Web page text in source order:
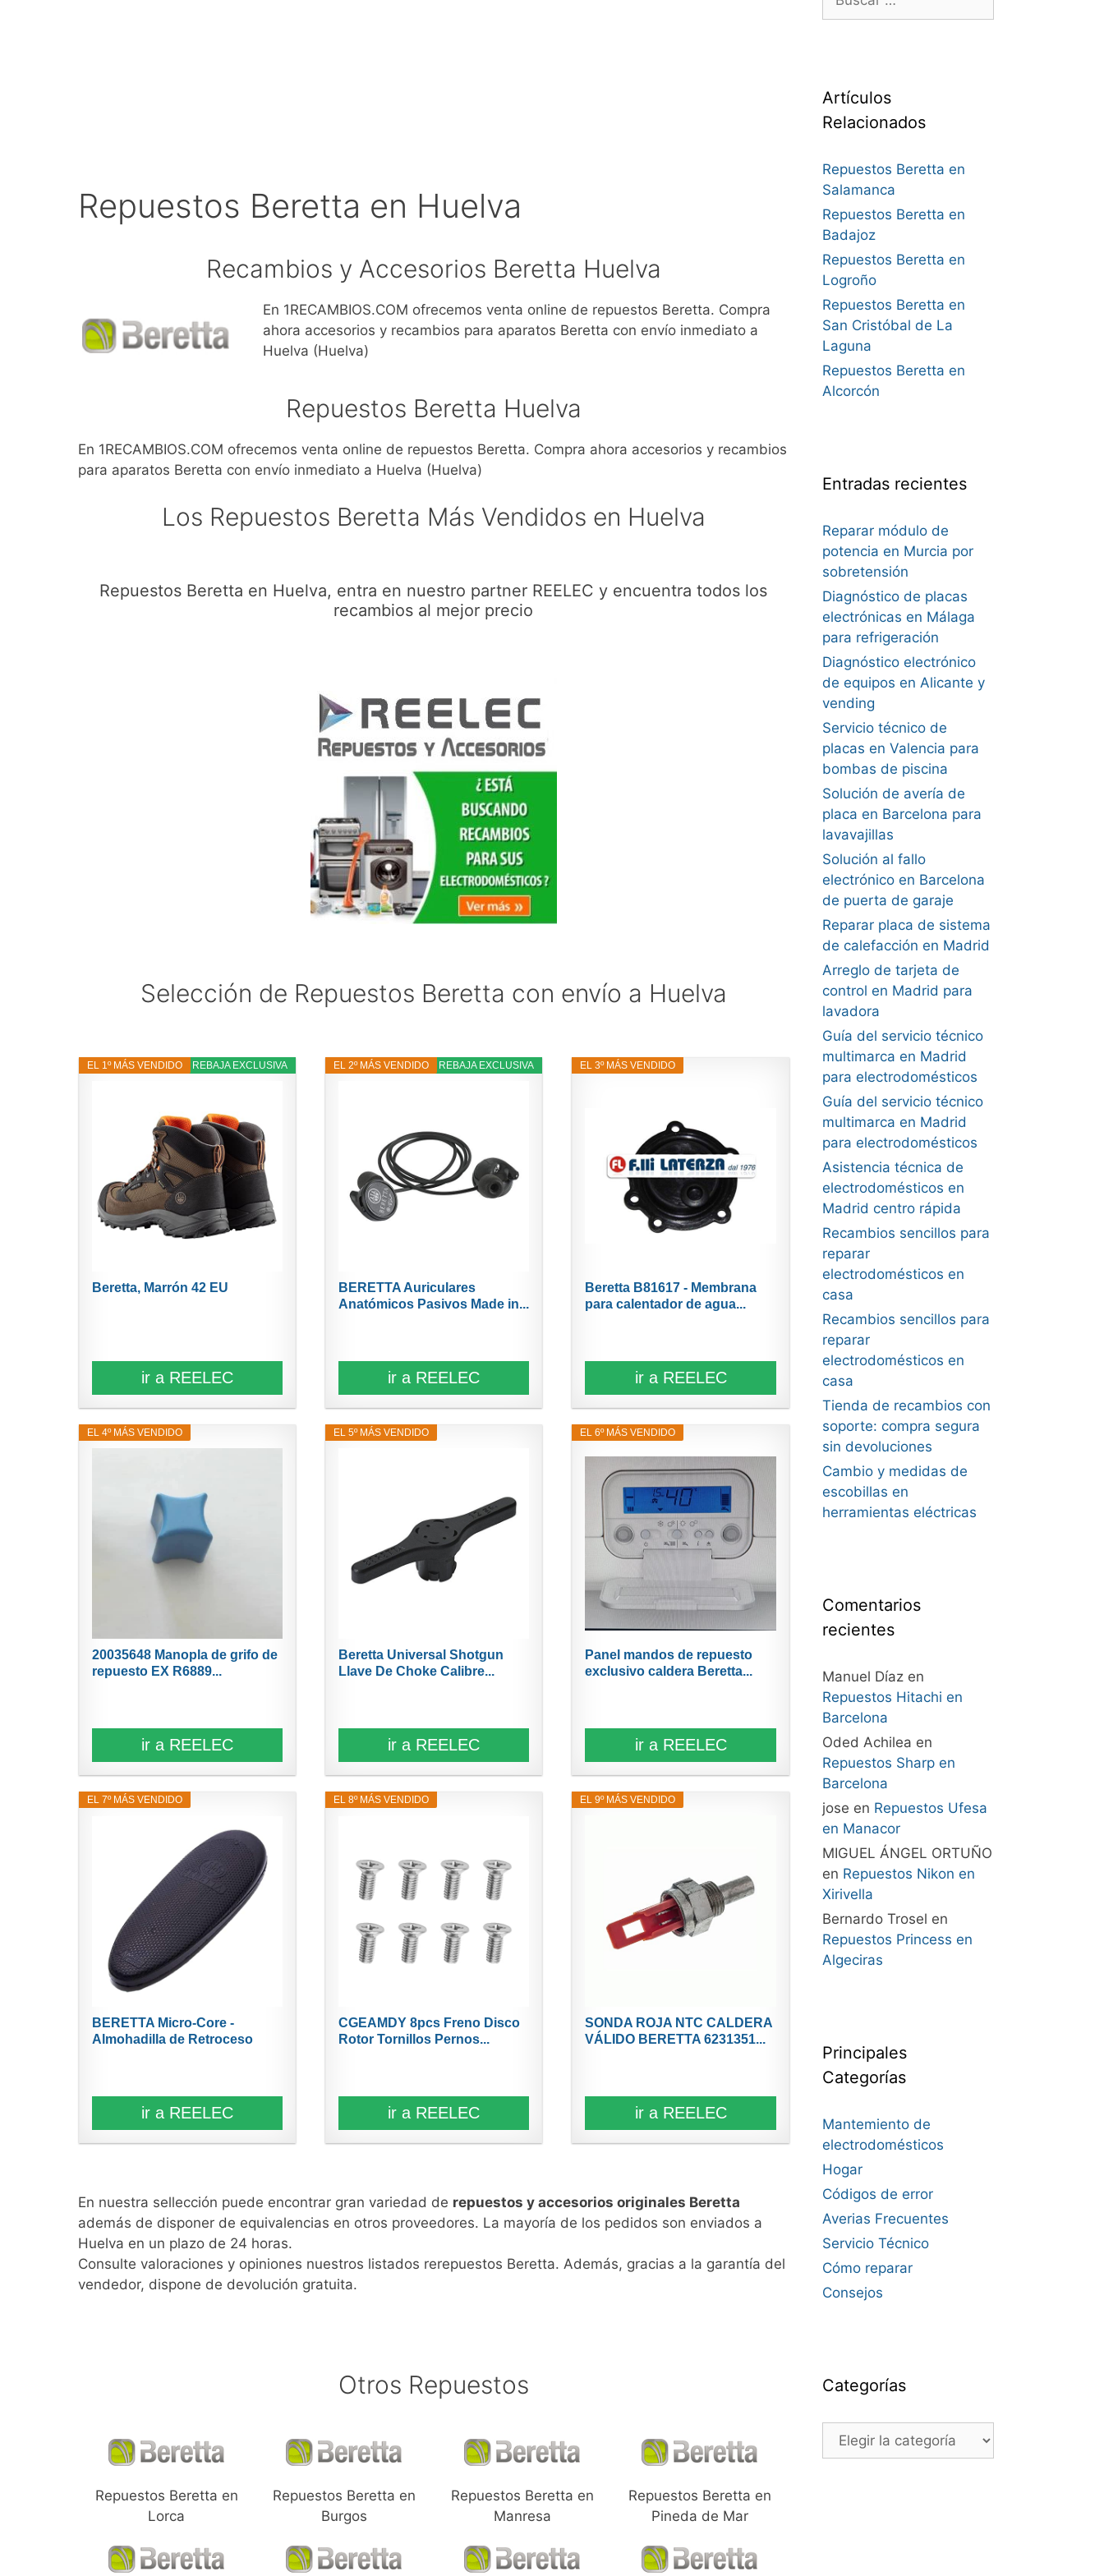
Repuestos Beretta en Huelva
Recambios y Accesorios Beretta Huelva
En 1RECAMBIOS.COM ofrecemos venta online de repuestos Beretta. Compra
ahora accesorios y recambios para aparatos Beretta con envío inmediato a
Huelva (Huelva)
Repuestos Beretta Huelva
En 1RECAMBIOS.COM ofrecemos venta online de repuestos Beretta. Compra ahora accesorios y recambios
para aparatos Beretta con envío inmediato a Huelva (Huelva)
Los Repuestos Beretta Más Vendidos en Huelva
Repuestos Beretta en Huelva, entra en nuestro partner REELEC y encuentra todos los
recambios al mejor precio
Selección de Repuestos Beretta con envío a Huelva
5% REBAJA EXCLUSIVA
EL 1º MÁS VENDIDO
Beretta, Marrón 42 EU
ir a REELEC
13% REBAJA EXCLUSIVA
EL 2º MÁS VENDIDO
BERETTA Auriculares
Anatómicos Pasivos Made in...
ir a REELEC
EL 3º MÁS VENDIDO
Beretta B81617 - Membrana
para calentador de agua...
ir a REELEC
EL 4º MÁS VENDIDO
20035648 Manopla de grifo de
repuesto EX R6889...
ir a REELEC
EL 5º MÁS VENDIDO
Beretta Universal Shotgun
Llave De Choke Calibre...
ir a REELEC
EL 6º MÁS VENDIDO
Panel mandos de repuesto
exclusivo caldera Beretta...
ir a REELEC
EL 7º MÁS VENDIDO
BERETTA Micro-Core -
Almohadilla de Retroceso
ir a REELEC
EL 8º MÁS VENDIDO
CGEAMDY 8pcs Freno Disco
Rotor Tornillos Pernos...
ir a REELEC
EL 9º MÁS VENDIDO
SONDA ROJA NTC CALDERA
VÁLIDO BERETTA 6231351...
ir a REELEC
En nuestra sellección puede encontrar gran variedad de repuestos y accesorios originales Beretta
además de disponer de equivalencias en otros proveedores. La mayoría de los pedidos son enviados a
Huelva en un plazo de 24 horas.
Consulte valoraciones y opiniones nuestros listados rerepuestos Beretta. Además, gracias a la garantía del
vendedor, dispone de devolución gratuita.
Otros Repuestos
Repuestos Beretta en
Lorca
Repuestos Beretta en
Burgos
Repuestos Beretta en
Manresa
Repuestos Beretta en
Pineda de Mar
Artículos
Relacionados
Repuestos Beretta en
Salamanca
Repuestos Beretta en
Badajoz
Repuestos Beretta en
Logroño
Repuestos Beretta en
San Cristóbal de La
Laguna
Repuestos Beretta en
Alcorcón
Entradas recientes
Reparar módulo de
potencia en Murcia por
sobretensión
Diagnóstico de placas
electrónicas en Málaga
para refrigeración
Diagnóstico electrónico
de equipos en Alicante y
vending
Servicio técnico de
placas en Valencia para
bombas de piscina
Solución de avería de
placa en Barcelona para
lavavajillas
Solución al fallo
electrónico en Barcelona
de puerta de garaje
Reparar placa de sistema
de calefacción en Madrid
Arreglo de tarjeta de
control en Madrid para
lavadora
Guía del servicio técnico
multimarca en Madrid
para electrodomésticos
Guía del servicio técnico
multimarca en Madrid
para electrodomésticos
Asistencia técnica de
electrodomésticos en
Madrid centro rápida
Recambios sencillos para
reparar
electrodomésticos en
casa
Recambios sencillos para
reparar
electrodomésticos en
casa
Tienda de recambios con
soporte: compra segura
sin devoluciones
Cambio y medidas de
escobillas en
herramientas eléctricas
Comentarios
recientes
Manuel Díazen
Repuestos Hitachi en
Barcelona
Oded Achilea en
Repuestos Sharp en
Barcelona
jose en Repuestos Ufesa
en Manacor
MIGUEL ÁNGEL ORTUÑO
en Repuestos Nikon en
Xirivella
Bernardo Trosel en
Repuestos Princess en
Algeciras
Principales
Categorías
Mantemiento de
electrodomésticos
Hogar
Códigos de error
Averias Frecuentes
Servicio Técnico
Cómo reparar
Consejos
Categorías
Categorías